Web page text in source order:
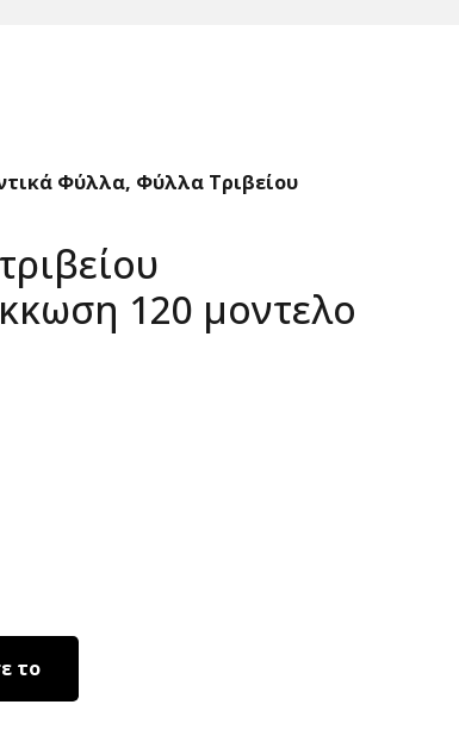
Φύλλα, Φύλλα Τριβείου
120 μοντελο
το